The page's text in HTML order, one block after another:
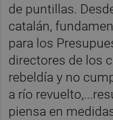
de puntillas.
catalán,
para los
directores de los
rebeldía y no
a río
piensa en